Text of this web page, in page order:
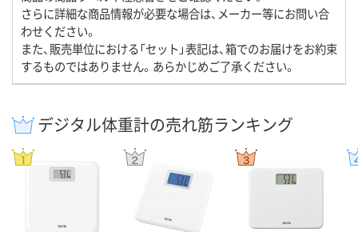
さらに詳細な商品情報が必要な場合は、メーカー等にお問い合
わせください。
また、販売単位における「セット」表記は、箱でのお届けをお約束
するものではありません。あらかじめご了承ください。
デジタル体重計の売れ筋ランキング